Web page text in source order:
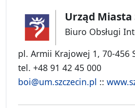
Urząd Miasta
Biuro Obsługi
pl. Armii Krajowej 1, 70-456
tel. +48 91 42 45 000
boi@um.szczecin.pl ::